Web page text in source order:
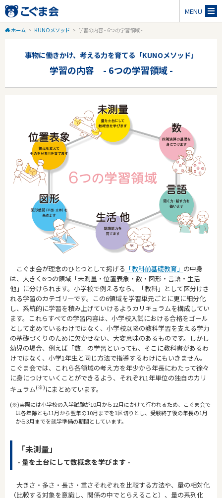
MENU
ホーム > KUNOメソッド > 学習の内容 - 6つの学習領域 -
事物に働きかけ、考える力を育てる「KUNOメソッド」
学習の内容 - 6つの学習領域 -
こぐま会が理念のひとつとして掲げる 「教科前基礎教育」 の中身
は、大きく6つの領域「未測量・位置表象・数・図形・言語・生活
他」に分けられます。小学校で例えるなら、「教科」として区分けさ
れる学習のカテゴリーです。この6領域を学習単元ごとに更に細分化
し、系統的に学習を積み上げていけるようカリキュラムを構成してい
ます。これらすべての学習内容は、小学校入試における合格をゴール
として定めているわけではなく、小学校以降の教科学習を支える学力
の基礎づくりのために欠かせない、大変意味のあるものです。しかし
幼児の場合、例えば「数」の学習といっても、そこに教科書があるわ
けではなく、小学1年生と同じ方法で指導するわけにもいきません。
こぐま会では、これら各領域の考え方を年少から年長にわたって徐々
に身につけていくことができるよう、それぞれ1年単位の独自のカリ
キュラム(※)にまとめています。
(※)実際には小学校の入学試験が10月から12月にかけて行われるため、こぐま会で
は各年齢とも11月から翌年の10月までを1区切りとし、受験終了後の年長の1月
から3月までを就学準備の期間としています。
「未測量」
- 量を土台にして数概念を学びます -
大きさ・多さ・長さ・重さそれぞれを比較する方法や、量の相対化
（比較する対象を意識し、関係の中でとらえること）、量の系列化